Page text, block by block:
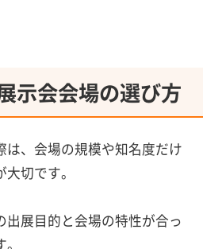
示会会場の選び方
は、会場の規模や知名度だけ
切です。
出展目的と会場の特性が合っ